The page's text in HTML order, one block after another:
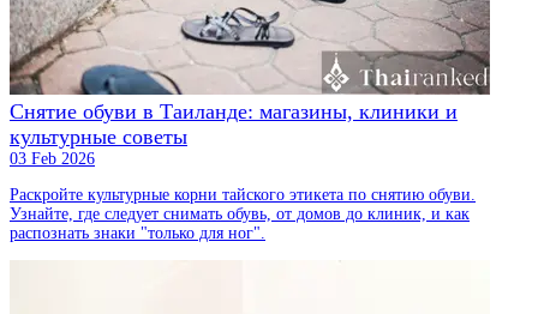
Снятие обуви в Таиланде: магазины, клиники и
культурные советы
03 Feb 2026
Раскройте культурные корни тайского этикета по снятию обуви.
Узнайте, где следует снимать обувь, от домов до клиник, и как
распознать знаки "только для ног".